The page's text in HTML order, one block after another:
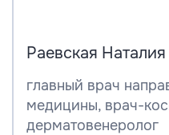
Раевская
главный врач
медицины, врач-
дерматовенеролог